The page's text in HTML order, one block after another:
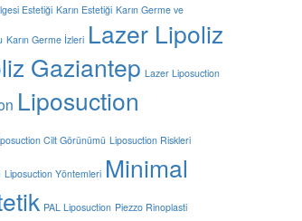
Estetiği Karın Estetiği Karın Germe ve
Karın Germe İzleri Lazer Lipoliz
Gaziantep Lazer Liposuction
Liposuction
Cilt Görünümü Liposuction Riskleri
Liposuction Yöntemleri Minimal
PAL Liposuction Piezzo Rinoplasti